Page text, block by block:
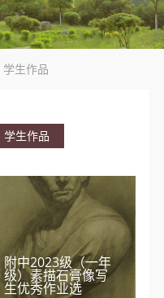
学生作品
学生作品
附中2023级（一年
级）素描石膏像写
生优秀作业选